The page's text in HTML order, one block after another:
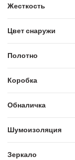
Жесткость
Цвет снаружи
Полотно
Коробка
Обналичка
Шумоизоляция
Зеркало